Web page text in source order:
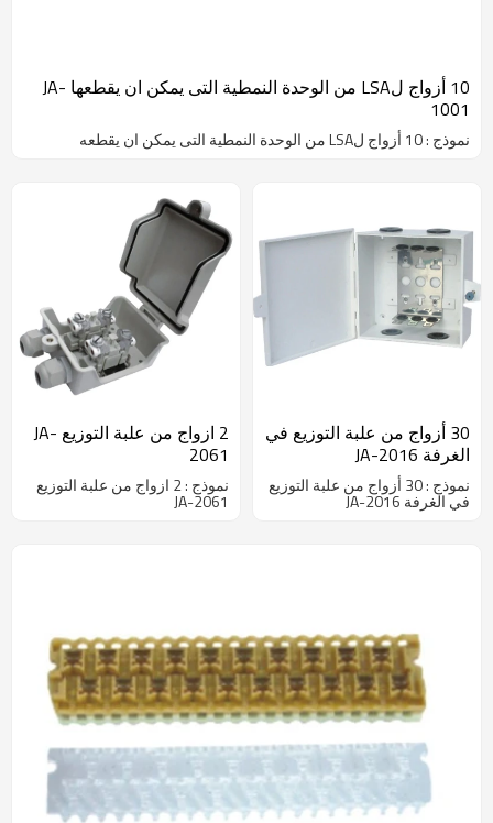
10 أزواج لLSA من الوحدة النمطية التى يمكن ان يقطعها JA-
1001
نموذج : 10 أزواج لLSA من الوحدة النمطية التى يمكن ان يقطعه
30 أزواج من علبة التوزيع في
الغرفة JA-2016
نموذج : 30 أزواج من علبة التوزيع
في الغرفة JA-2016
2 ازواج من علبة التوزيع JA-
2061
نموذج : 2 ازواج من علبة التوزيع
JA-2061